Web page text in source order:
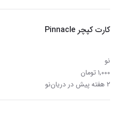
کارت کپچر Pinnacle
نو
۱,۰۰۰ تومان
۲ هفته پیش در دریان‌نو